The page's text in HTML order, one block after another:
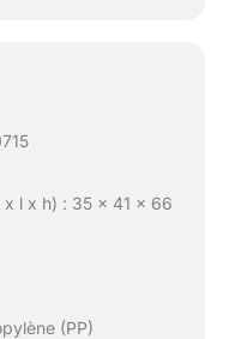
x l x h) : 35 x 41 x 66
(PP)